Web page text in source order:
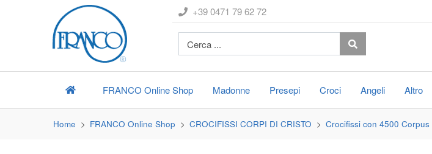
+39 0471 79 62 72
FRANCO Online Shop Madonne Presepi Croci Angeli Altro
Home FRANCO Online Shop CROCIFISSI CORPI DI CRISTO Crocifissi con 4500 Corpus